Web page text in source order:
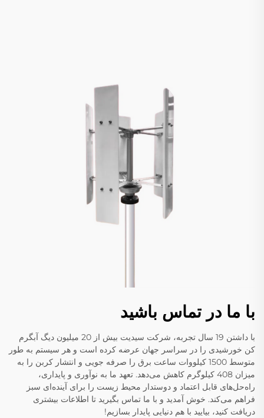
با ما در تماس باشید
با داشتن 19 سال تجربه، شرکت سیدیت بیش از 20 میلیون دیگ آبگرم
کن خورشیدی را در سراسر جهان عرضه کرده است و هر سیستم به طور
متوسط 1500 کیلووات ساعت برق را صرفه جویی و انتشار کربن را به
میزان 408 کیلوگرم کاهش می‌دهد. تعهد ما به نوآوری و پایداری،
راه‌حل‌های قابل اعتماد و دوستدار محیط زیست را برای آینده‌ای سبز
فراهم می‌کند. خوش آمدید و با ما تماس بگیرید تا اطلاعات بیشتری
دریافت کنید، بیایید با هم دنیایی پایدار بسازیم!